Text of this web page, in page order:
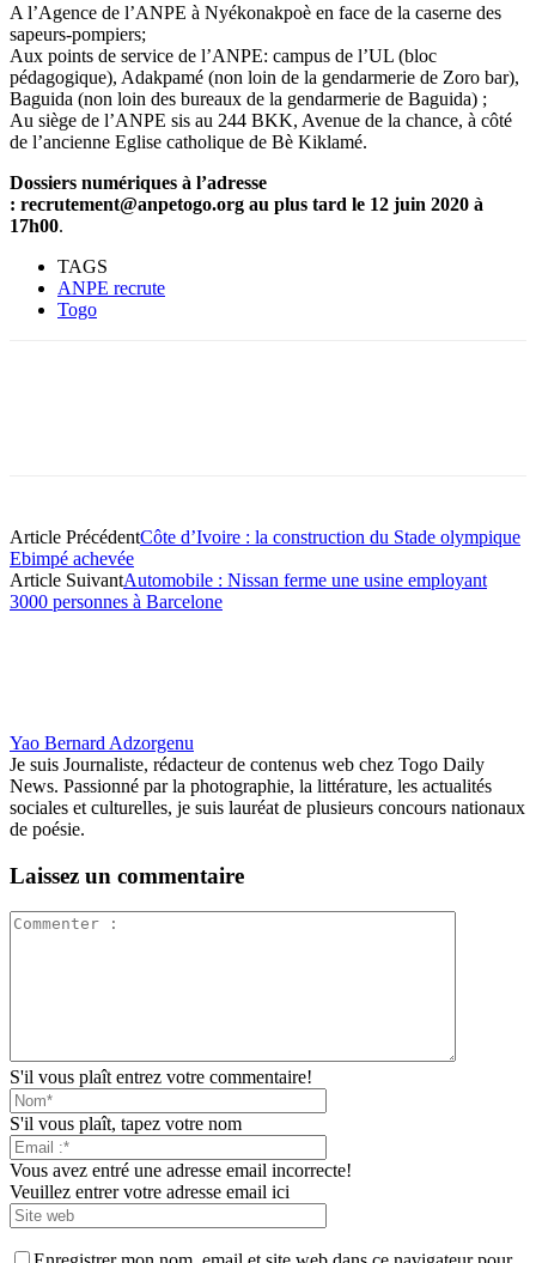
A l’Agence de l’ANPE à Nyékonakpoè en face de la caserne des
sapeurs-pompiers;
Aux points de service de l’ANPE: campus de l’UL (bloc
pédagogique), Adakpamé (non loin de la gendarmerie de Zoro bar),
Baguida (non loin des bureaux de la gendarmerie de Baguida) ;
Au siège de l’ANPE sis au 244 BKK, Avenue de la chance, à côté
de l’ancienne Eglise catholique de Bè Kiklamé.
Dossiers numériques à l’adresse
: recrutement@anpetogo.org au plus tard le 12 juin 2020 à
17h00.
TAGS
ANPE recrute
Togo
Article PrécédentCôte d’Ivoire : la construction du Stade olympique
Ebimpé achevée
Article SuivantAutomobile : Nissan ferme une usine employant
3000 personnes à Barcelone
Yao Bernard Adzorgenu
Je suis Journaliste, rédacteur de contenus web chez Togo Daily
News. Passionné par la photographie, la littérature, les actualités
sociales et culturelles, je suis lauréat de plusieurs concours nationaux
de poésie.
Laissez un commentaire
S'il vous plaît entrez votre commentaire!
S'il vous plaît, tapez votre nom
Vous avez entré une adresse email incorrecte!
Veuillez entrer votre adresse email ici